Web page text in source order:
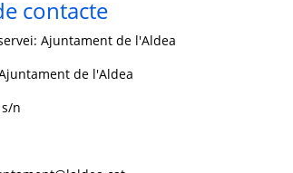
contacte
Ajuntament de l'Aldea
de l'Aldea
n